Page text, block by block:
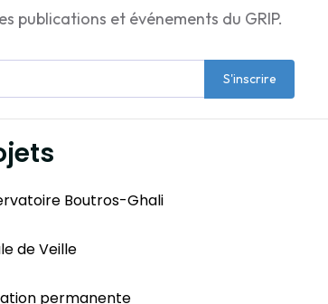
publications et événements du GRIP.
S'inscrire
Boutros-Ghali
de Veille
permanente